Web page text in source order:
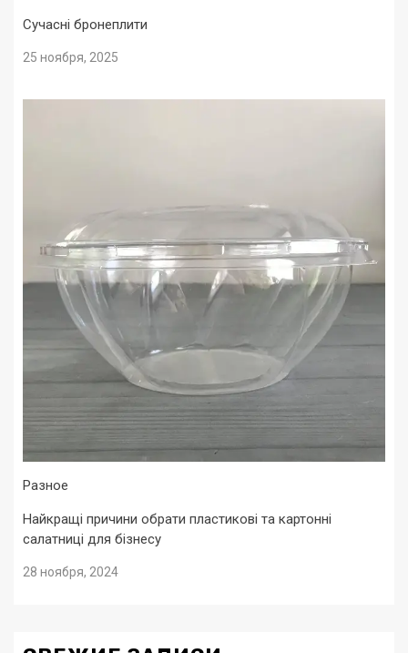
Сучасні бронеплити
25 ноября, 2025
Разное
Найкращі причини обрати пластикові та картонні
салатниці для бізнесу
28 ноября, 2024